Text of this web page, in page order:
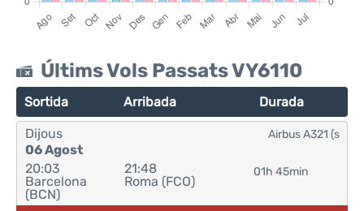
Últims Vols Passats VY6110
Sortida Arribada Durada
Dijous
06 Agost
20:03
Barcelona
(BCN)
21:48
Roma (FCO)
01h 45min
Airbus A321 (s